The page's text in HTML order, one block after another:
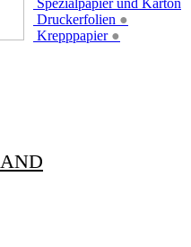
Spezialpapier und Karton
Druckerfolien ●
Krepppapier ●